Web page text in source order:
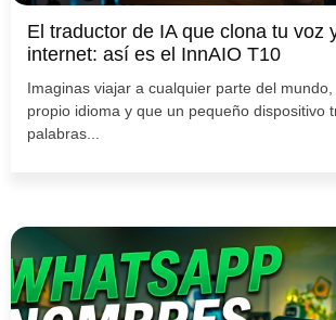
El traductor de IA que clona tu voz
internet: así es el InnAIO T10
Imaginas viajar a cualquier parte del
propio idioma y que un pequeño dispositivo
palabras...